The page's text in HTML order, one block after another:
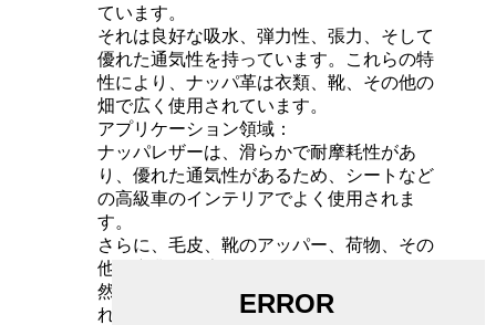
ています。
それは良好な吸水、弾力性、張力、そして
優れた通気性を持っています。これらの特
性により、ナッパ革は衣類、靴、その他の
畑で広く使用されています。
アプリケーション領域：
ナッパレザーは、滑らかで耐摩耗性があ
り、優れた通気性があるため、シートなど
の高級車のインテリアでよく使用されま
す。
さらに、毛皮、靴のアッパー、荷物、その
他の産業でも広く使用されており、その自
然の美しさと快適さのために消費者に愛さ
れています。